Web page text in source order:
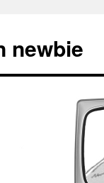
newbie